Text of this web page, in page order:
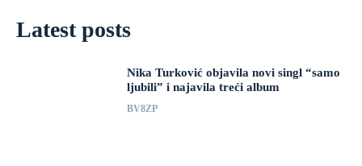
Latest posts
Nika Turković objavila novi singl “samo
ljubili” i najavila treći album
BV8ZP